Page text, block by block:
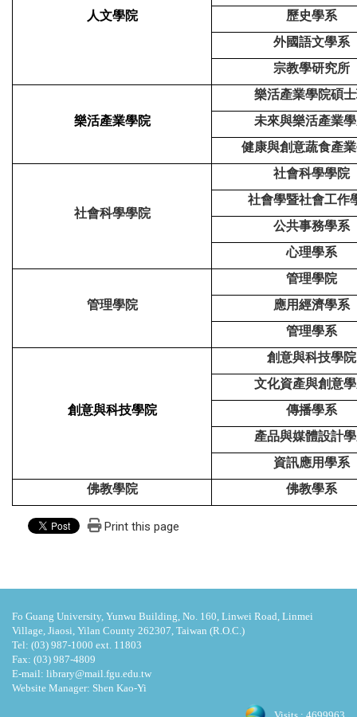
人文學院
歷史學系
外國語文學系
宗教學研究所
樂活產業學院
樂活產業學院碩
未來與樂活產業
健康與創意蔬食產
社會科學學院
社會科學學院
社會學暨社會工作
公共事務學系
心理學系
管理學院
管理學院
應用經濟學系
管理學系
創意與科技學院
創意與科技學院
文化資產與創意
傳播學系
產品與媒體設計
資訊應用學系
佛教學院
佛教學系
Print this page
Fo Guang University, Yunwu Building, No. 160, Linwei Road, Linmei
Village, Jiaosi, Yilan County 262307, Taiwan (R.O.C.)
Tel: (03) 987-1000 ext. 11803
Fax: (03) 987-4809
E-mail: library@mail.fgu.edu.tw
Website Manager: Shen Kao-Yi